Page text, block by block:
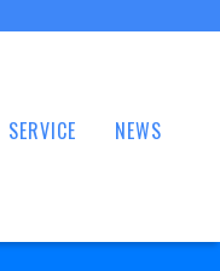
SERVICE NEWS